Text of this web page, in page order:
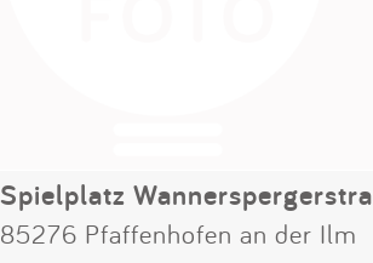
85276 Pfaffenhofen an der Ilm